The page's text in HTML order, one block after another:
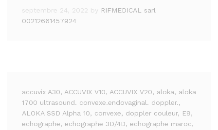
septembre 24, 2022 by RIFMEDICAL sarl
00212661457924
accuvix A30, ACCUVIX V10, ACCUVIX V20, aloka, aloka
1700 ultrasound. convexe.endovaginal. doppler.,
ALOKA SSD Alpha 10, convexe, doppler couleur, E9,
echographe, echographe 3D/4D, echographe maroc,